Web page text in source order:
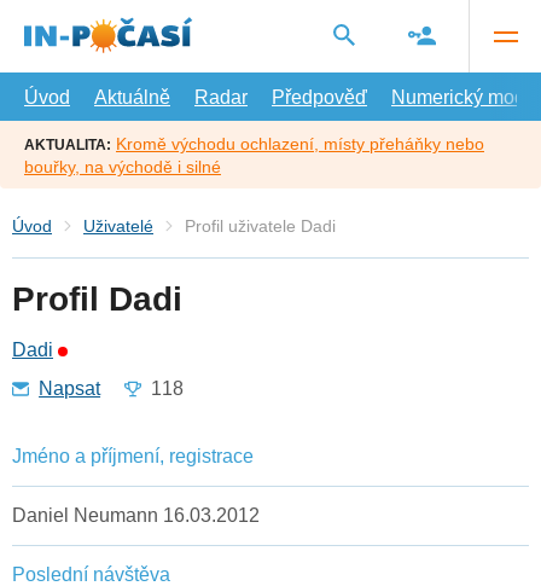
hlavní
Úvod
Aktuálně Radar Předpověď Numerický model
AKTUALITA: Kromě východu ochlazení, místy přeháňky nebo
bouřky, na východě i silné
Úvod Uživatelé Profil uživatele Dadi
Profil Dadi
Dadi
Napsat
118
Jméno a příjmení, registrace
Daniel Neumann 16.03.2012
Poslední návštěva